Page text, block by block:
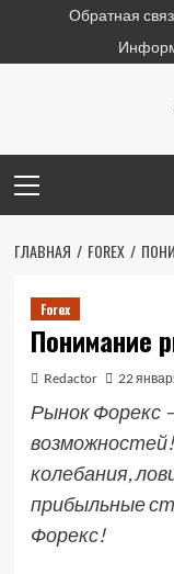
содержимому
Обратная
меню
ГЛАВНАЯ FOREX
Forex
Понимание
Redactor 22
Рынок Форекс
возможностей!
колебания,
прибыльные
Форекс!